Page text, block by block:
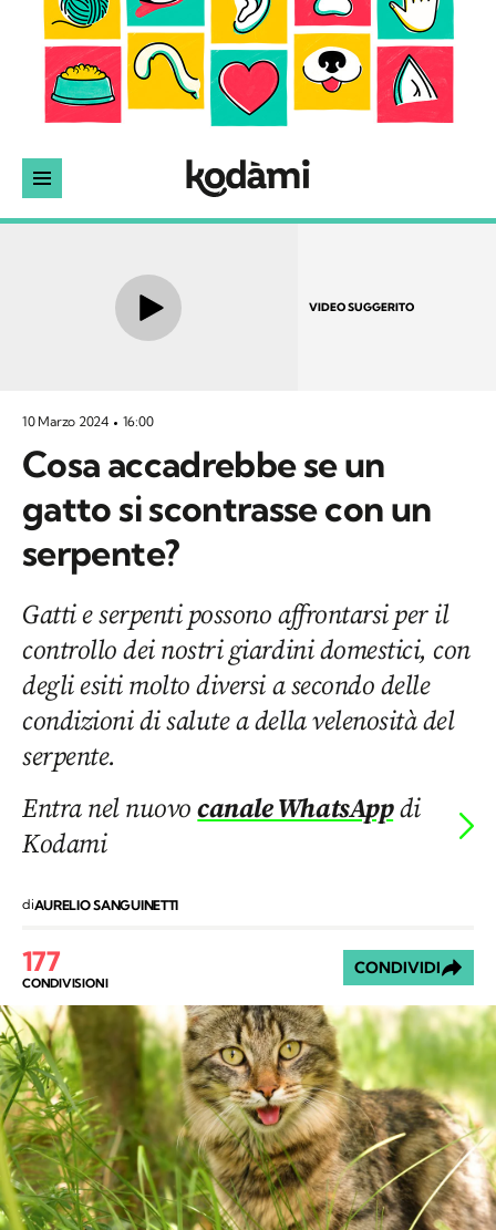
VIDEO SUGGERITO
10 Marzo 2024 16:00
Cosa accadrebbe se un
gatto si scontrasse con un
serpente?
Gatti e serpenti possono affrontarsi per il
controllo dei nostri giardini domestici, con
degli esiti molto diversi a secondo delle
condizioni di salute a della velenosità del
serpente.
Entra nel nuovocanale WhatsAppdi
Kodami
diAURELIO SANGUINETTI
177
CONDIVISIONI
CONDIVIDI